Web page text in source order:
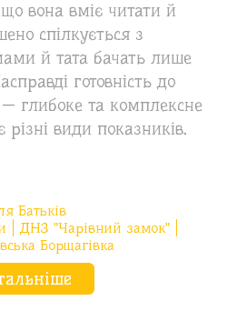
вона вміє читати й
спілкується з
й тата бачать лише
готовність до
глибоке та комплексне
види показників.
Батьків
ДНЗ "Чарівний замок"
Борщагівка